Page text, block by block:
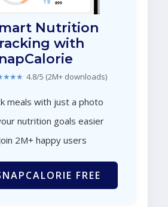
Nutrition
with
4.8/5 (2M+ downloads)
meals with just a photo
nutrition goals easier
2M+ happy users
FREE